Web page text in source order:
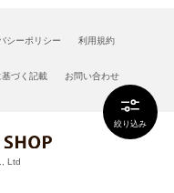
絞り込み
シーポリシー 利用規約
づく記載 お問い合わせ
Ltd